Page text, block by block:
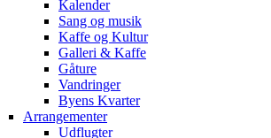
Kalender
Sang og musik
Kaffe og Kultur
Galleri & Kaffe
Gåture
Vandringer
Byens Kvarter
Arrangementer
Udflugter